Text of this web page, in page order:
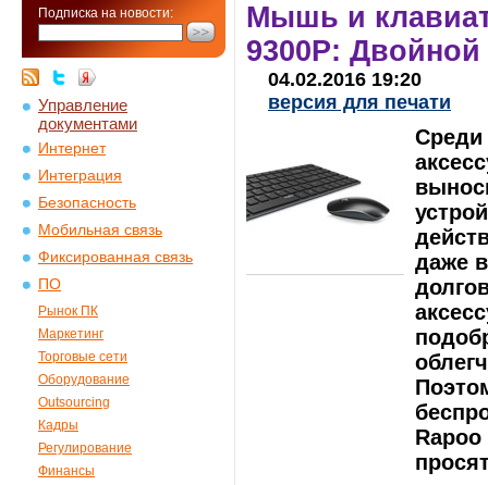
Подписка на новости:
Управление
документами
Интернет
Интеграция
Безопасность
Мобильная связь
Фиксированная связь
ПО
Рынок ПК
Маркетинг
Торговые сети
Оборудование
Outsourcing
Кадры
Регулирование
Финансы
Мышь и
9300Р: Двойной
04.02.2016 19:20
версия для печати
Среди
даже
Rapoo